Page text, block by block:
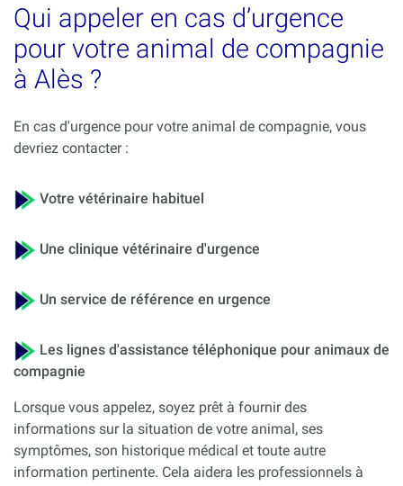
Qui appeler en cas d’urgence
pour votre animal de compagnie
à Alès ?
En cas d'urgence pour votre animal de compagnie, vous
devriez contacter :
Votre vétérinaire habituel
Une clinique vétérinaire d'urgence
Un service de référence en urgence
Les lignes d'assistance téléphonique pour animaux de
compagnie
Lorsque vous appelez, soyez prêt à fournir des
informations sur la situation de votre animal, ses
symptômes, son historique médical et toute autre
information pertinente. Cela aidera les professionnels à